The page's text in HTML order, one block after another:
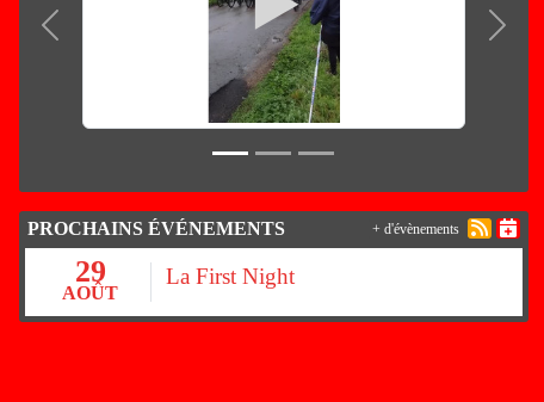
Précedent Suivant
PROCHAINS ÉVÉNEMENTS
29
AOÛT
La First Night
+ d'évènements